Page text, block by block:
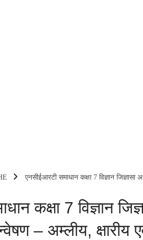
एनसीईआरटी समाधान कक्षा 7 विज्ञान जिज्ञासा
कक्षा 7 विज्ञान
– अम्लीय, क्षारीय